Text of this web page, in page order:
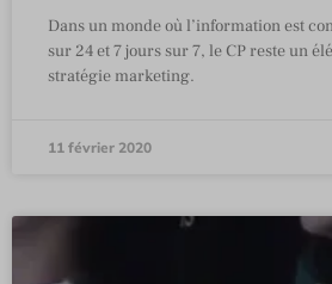
Dans un monde où l’information est
sur 24 et 7 jours sur 7, le CP reste un
stratégie marketing.
11 février 2020